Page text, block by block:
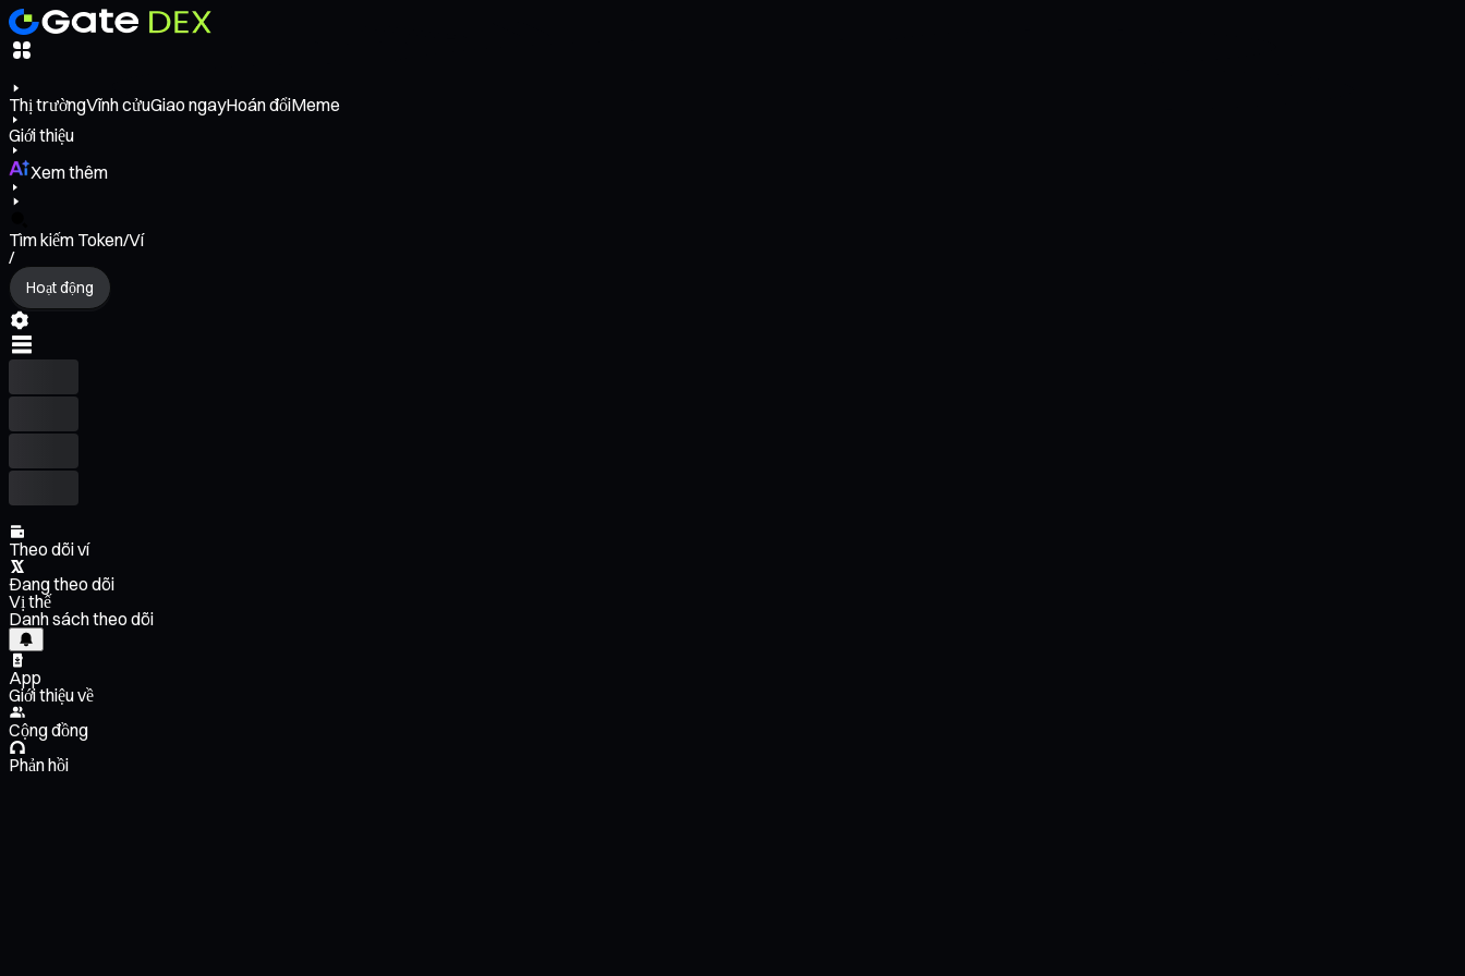
Thị trườngVĩnh cửuGiao ngayHoán đổiMeme
Giới thiệu
Xem thêm
Tìm kiếm Token/Ví
/
Hoạt động
Theo dõi ví
Đang theo dõi
Vị thế
Danh sách theo dõi
App
Giới thiệu về
Cộng đồng
Phản hồi